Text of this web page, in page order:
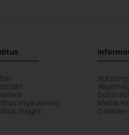
myBusiness
Insight
Meine